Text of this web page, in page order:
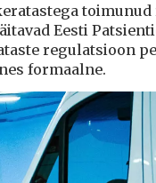
toimunud
Eesti
regulatsioon
formaalne.